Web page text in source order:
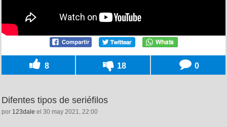
8 18 0
Difentes tipos de seriéfilos
por 123dale el 30 may 2021, 22:00